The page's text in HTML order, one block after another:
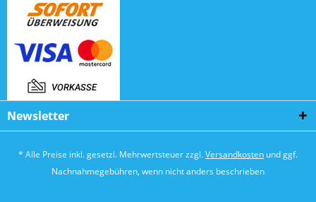
Newsletter
* Alle Preise inkl. gesetzl. Mehrwertsteuer zzgl.Versandkosten und ggf.
Nachnahmegebühren, wenn nicht anders beschrieben